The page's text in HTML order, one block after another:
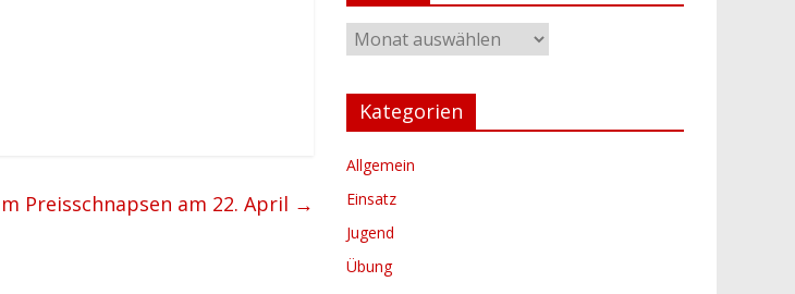
Preisschnapsen am 22. April →
Archiv
Kategorien
Allgemein
Einsatz
Jugend
Übung